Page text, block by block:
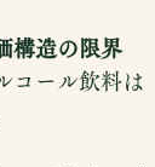
構造の限界
コール飲料